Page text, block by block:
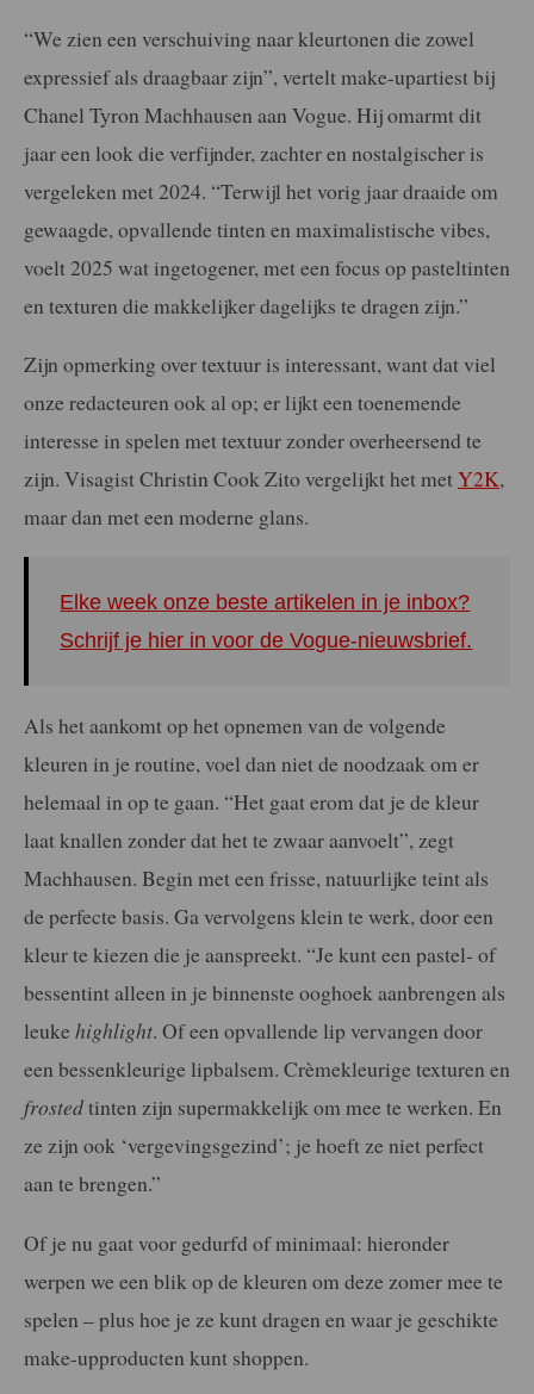
“We zien een verschuiving naar kleurtonen die zowel
expressief als draagbaar zijn”, vertelt make-upartiest bij
Chanel Tyron Machhausen aan Vogue. Hij omarmt dit
jaar een look die verfijnder, zachter en nostalgischer is
vergeleken met 2024. “Terwijl het vorig jaar draaide om
gewaagde, opvallende tinten en maximalistische vibes,
voelt 2025 wat ingetogener, met een focus op pasteltinten
en texturen die makkelijker dagelijks te dragen zijn.”
Zijn opmerking over textuur is interessant, want dat viel
onze redacteuren ook al op; er lijkt een toenemende
interesse in spelen met textuur zonder overheersend te
zijn. Visagist Christin Cook Zito vergelijkt het metY2K,
maar dan met een moderne glans.
Elke week onze beste artikelen in je inbox?
Schrijf je hier in voor de Vogue-nieuwsbrief.
Als het aankomt op het opnemen van de volgende
kleuren in je routine, voel dan niet de noodzaak om er
helemaal in op te gaan. “Het gaat erom dat je de kleur
laat knallen zonder dat het te zwaar aanvoelt”, zegt
Machhausen. Begin met een frisse, natuurlijke teint als
de perfecte basis. Ga vervolgens klein te werk, door een
kleur te kiezen die je aanspreekt. “Je kunt een pastel- of
bessentint alleen in je binnenste ooghoek aanbrengen als
leuke highlight. Of een opvallende lip vervangen door
een bessenkleurige lipbalsem. Crèmekleurige texturen en
frostedtinten zijn supermakkelijk om mee te werken. En
ze zijn ook ‘vergevingsgezind’; je hoeft ze niet perfect
aan te brengen.”
Of je nu gaat voor gedurfd of minimaal: hieronder
werpen we een blik op de kleuren om deze zomer mee te
spelen – plus hoe je ze kunt dragen en waar je geschikte
make-upproducten kunt shoppen.